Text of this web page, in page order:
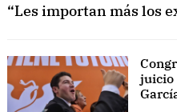
“Les importan más los
juicio